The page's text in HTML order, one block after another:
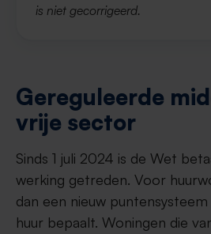
is niet gecorrigeerd.
Gereguleerde
vrije sector
Sinds 1 juli 2024 is de Wet
werking getreden. Voor
dan een nieuw
huur bepaalt. Woningen die